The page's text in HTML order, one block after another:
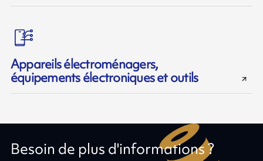
Appareils électroménagers,
équipements électroniques et outils
Besoin de plus d'informations ?